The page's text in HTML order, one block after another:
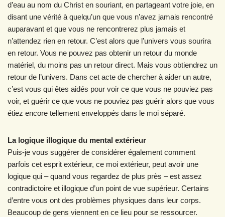
d’eau au nom du Christ en souriant, en partageant votre joie, en
disant une vérité à quelqu’un que vous n’avez jamais rencontré
auparavant et que vous ne rencontrerez plus jamais et
n’attendez rien en retour. C’est alors que l’univers vous sourira
en retour. Vous ne pouvez pas obtenir un retour du monde
matériel, du moins pas un retour direct. Mais vous obtiendrez un
retour de l’univers. Dans cet acte de chercher à aider un autre,
c’est vous qui êtes aidés pour voir ce que vous ne pouviez pas
voir, et guérir ce que vous ne pouviez pas guérir alors que vous
étiez encore tellement enveloppés dans le moi séparé.
La logique illogique du mental extérieur
Puis-je vous suggérer de considérer également comment
parfois cet esprit extérieur, ce moi extérieur, peut avoir une
logique qui – quand vous regardez de plus près – est assez
contradictoire et illogique d’un point de vue supérieur. Certains
d’entre vous ont des problèmes physiques dans leur corps.
Beaucoup de gens viennent en ce lieu pour se ressourcer.